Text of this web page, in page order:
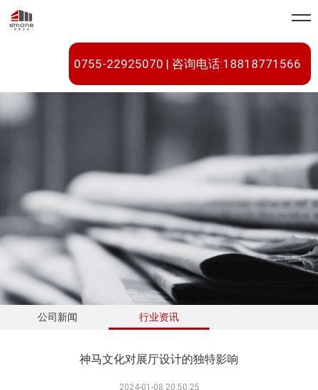
0755-22925070 | 咨询电话:18818771566
公司新闻 行业资讯
神马文化对展厅设计的独特影响
2024-01-08 20:50:25